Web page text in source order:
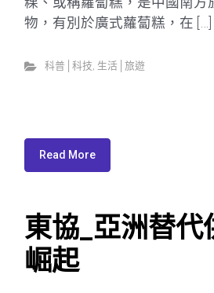
物，有別於廣式蘿蔔糕，在 […]
科普│科技, 生活│旅遊
Read More
東協_亞洲替代
崛起